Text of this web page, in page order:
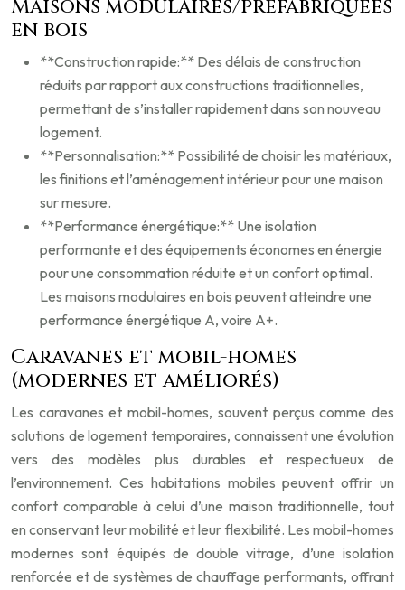
Maisons modulaires/préfabriquées
en bois
**Construction rapide:** Des délais de construction
réduits par rapport aux constructions traditionnelles,
permettant de s’installer rapidement dans son nouveau
logement.
**Personnalisation:** Possibilité de choisir les matériaux,
les finitions et l’aménagement intérieur pour une maison
sur mesure.
**Performance énergétique:** Une isolation
performante et des équipements économes en énergie
pour une consommation réduite et un confort optimal.
Les maisons modulaires en bois peuvent atteindre une
performance énergétique A, voire A+.
Caravanes et mobil-homes
(modernes et améliorés)
Les caravanes et mobil-homes, souvent perçus comme des
solutions de logement temporaires, connaissent une évolution
vers des modèles plus durables et respectueux de
l’environnement. Ces habitations mobiles peuvent offrir un
confort comparable à celui d’une maison traditionnelle, tout
en conservant leur mobilité et leur flexibilité. Les mobil-homes
modernes sont équipés de double vitrage, d’une isolation
renforcée et de systèmes de chauffage performants, offrant